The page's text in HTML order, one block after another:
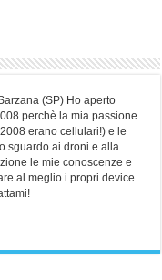
(SP) Ho aperto
perchè la mia passione
erano cellulari!) e le
sguardo ai droni e alla
le mie conoscenze e
al meglio i propri device.